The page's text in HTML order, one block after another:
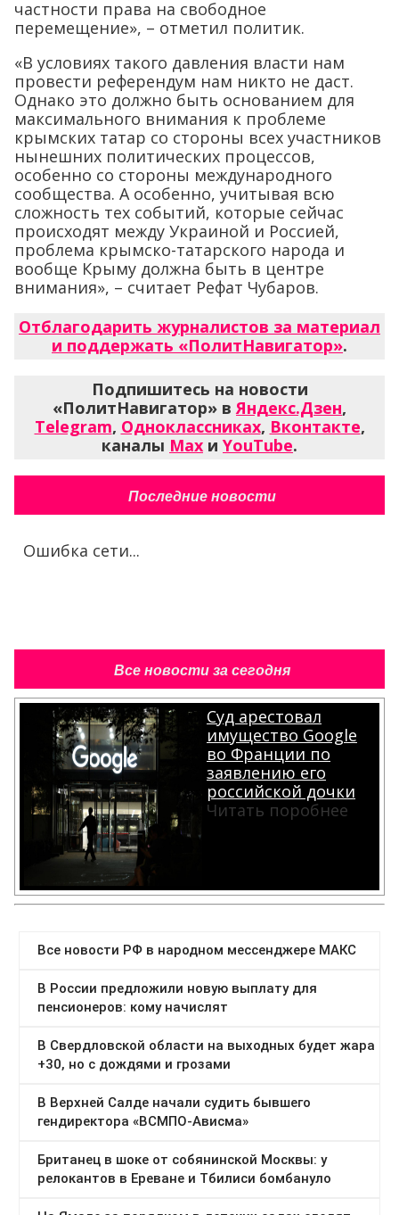
частности права на свободное
перемещение», – отметил политик.
«В условиях такого давления власти нам
провести референдум нам никто не даст.
Однако это должно быть основанием для
максимального внимания к проблеме
крымских татар со стороны всех участников
нынешних политических процессов,
особенно со стороны международного
сообщества. А особенно, учитывая всю
сложность тех событий, которые сейчас
происходят между Украиной и Россией,
проблема крымско-татарского народа и
вообще Крыму должна быть в центре
внимания», – считает Рефат Чубаров.
Отблагодарить журналистов за материал
и поддержать «ПолитНавигатор».
Подпишитесь на новости
«ПолитНавигатор» вЯндекс.Дзен,
Telegram, Одноклассниках, Вконтакте,
каналы Max и YouTube.
Последние новости
Ошибка сети...
Все новости за сегодня
Суд арестовал
имущество Google
во Франции по
заявлению его
российской дочки
Читать поробнее